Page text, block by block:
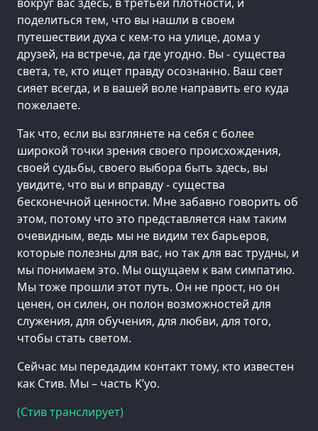
поделиться тем, что вы нашли в своем
путешествии духа с кем-то на улице, дома у
друзей, на встрече, да где угодно. Вы - существа
света, те, кто ищет правду осознанно. Ваш свет
сияет всегда, и в вашей воле направить его куда
пожелаете.
Так что, если вы взглянете на себя с более
широкой точки зрения своего происхождения,
своей судьбы, своего выбора быть здесь, вы
увидите, что вы и вправду - существа
бесконечной ценности. Мне забавно говорить об
этом, потому что это представляется нам таким
очевидным, ведь мы не видим тех барьеров,
которые полезны для вас, но так для вас трудны, и
мы понимаем это. Мы ощущаем к вам симпатию.
Мы тоже прошли этот путь. Он не прост, но он
ценен, он силен, он полон возможностей для
служения, для обучения, для любви, для того,
чтобы стать светом.
Сейчас мы передадим контакт тому, кто известен
как Стив. Мы – часть K’уо.
(Стив транслирует)